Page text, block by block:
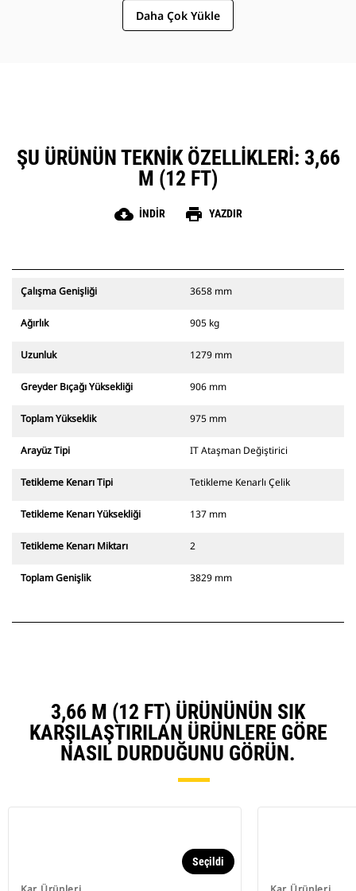
Daha Çok Yükle
ŞU ÜRÜNÜN TEKNIK ÖZELLIKLERI: 3,66
M (12 FT)
cloud_download İNDIR print YAZDIR
Çalışma Genişliği 3658 mm
Ağırlık 905 kg
Uzunluk 1279 mm
Greyder Bıçağı Yüksekliği 906 mm
Toplam Yükseklik 975 mm
Arayüz Tipi IT Ataşman Değiştirici
Tetikleme Kenarı Tipi Tetikleme Kenarlı Çelik
Tetikleme Kenarı Yüksekliği 137 mm
Tetikleme Kenarı Miktarı 2
Toplam Genişlik 3829 mm
3,66 M (12 FT) ÜRÜNÜNÜN SIK
KARŞILAŞTIRILAN ÜRÜNLERE GÖRE
NASIL DURDUĞUNU GÖRÜN.
Seçildi